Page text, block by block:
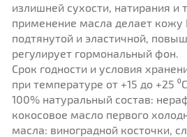
излишней сухости, натирания
применение масла делает кожу
подтянутой и эластичной,
регулирует гормональный фон.
Срок годности и условия
при температуре от +15 до +25
100% натуральный состав:
кокосовое масло первого
масла: виноградной косточки,